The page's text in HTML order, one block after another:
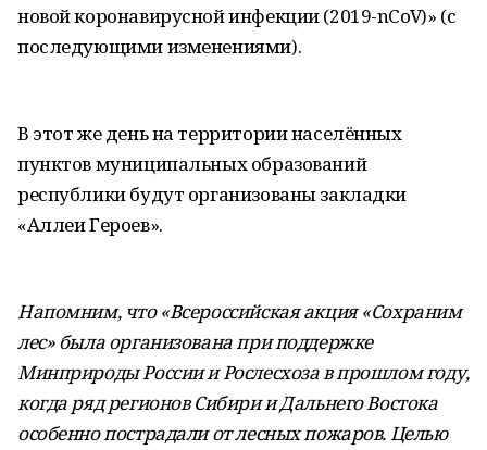
новой коронавирусной инфекции (2019-nCoV)» (с
последующими изменениями).
В этот же день на территории населённых
пунктов муниципальных образований
республики будут организованы закладки
«Аллеи Героев».
Напомним, что «Всероссийская акция «Сохраним
лес» была организована при поддержке
Минприроды России и Рослесхоза в прошлом году,
когда ряд регионов Сибири и Дальнего Востока
особенно пострадали от лесных пожаров. Целью